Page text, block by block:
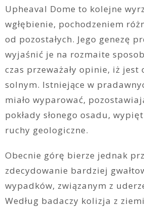
Upheaval Dome to kolejne
wgłębienie, pochodzeniem
od pozostałych. Jego genezę
wyjaśnić je na rozmaite
czas przeważały opinie, iż jest
solnym. Istniejące w
miało wyparować,
pokłady słonego osadu,
ruchy geologiczne.
Obecnie górę bierze jednak
zdecydowanie bardziej
wypadków, związanym z
Według badaczy kolizja z